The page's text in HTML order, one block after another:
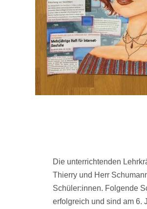
Die unterrichtenden
Thierry und Herr
Schüler:innen. Folgende
erfolgreich und sind am 6.